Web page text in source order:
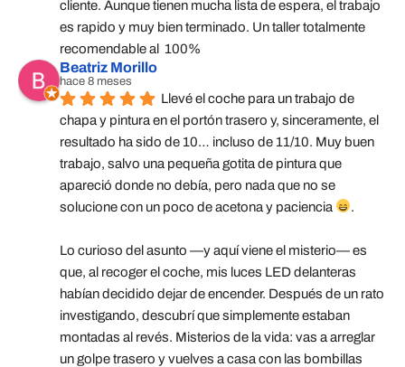
cliente. Aunque tienen mucha lista de espera, el trabajo
es rapido y muy bien terminado. Un taller totalmente
recomendable al  100%
Beatriz Morillo
hace 8 meses
Llevé el coche para un trabajo de
chapa y pintura en el portón trasero y, sinceramente, el
resultado ha sido de 10… incluso de 11/10. Muy buen
trabajo, salvo una pequeña gotita de pintura que
apareció donde no debía, pero nada que no se
solucione con un poco de acetona y paciencia
.
Lo curioso del asunto —y aquí viene el misterio— es
que, al recoger el coche, mis luces LED delanteras
habían decidido dejar de encender. Después de un rato
investigando, descubrí que simplemente estaban
montadas al revés. Misterios de la vida: vas a arreglar
un golpe trasero y vuelves a casa con las bombillas